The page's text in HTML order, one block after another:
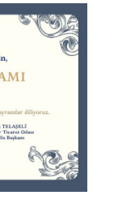
İçin
11:51
Yatırım
16:43